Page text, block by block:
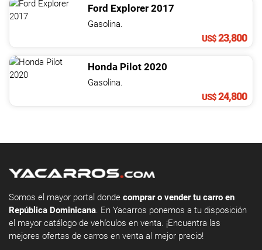
Ford Explorer 2017
Gasolina.
US$23,800
Honda Pilot 2020
Gasolina.
US$24,800
Somos el mayor portal donde comprar o vender tu carro en
República Dominicana. En Yacarros ponemos a tu disposición
el mayor catálogo de vehículos en venta. ¡Encuentra las
mejores ofertas de carros en venta al mejor precio!